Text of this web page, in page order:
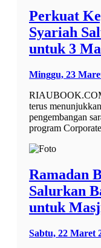
Perkuat
Syariah
untuk 3
Minggu, 23
terus
pengembangan
program
Ramadan
Salurkan
untuk
Sabtu, 22 Maret